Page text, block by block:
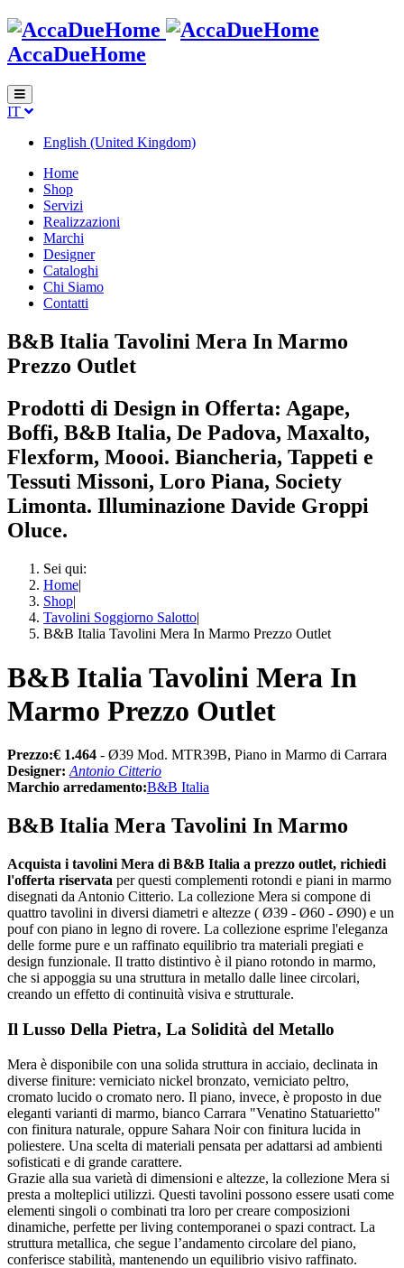
AccaDueHome
IT
English (United Kingdom)
Home
Shop
Servizi
Realizzazioni
Marchi
Designer
Cataloghi
Chi Siamo
Contatti
B&B Italia Tavolini Mera In Marmo
Prezzo Outlet
Prodotti di Design in Offerta: Agape,
Boffi, B&B Italia, De Padova, Maxalto,
Flexform, Moooi. Biancheria, Tappeti e
Tessuti Missoni, Loro Piana, Society
Limonta. Illuminazione Davide Groppi
Oluce.
Sei qui:
Home|
Shop|
Tavolini Soggiorno Salotto|
B&B Italia Tavolini Mera In Marmo Prezzo Outlet
B&B Italia Tavolini Mera In
Marmo Prezzo Outlet
Prezzo:€ 1.464 - Ø39 Mod. MTR39B, Piano in Marmo di Carrara
Designer: Antonio Citterio
Marchio arredamento:B&B Italia
B&B Italia Mera Tavolini In Marmo
Acquista i tavolini Mera di B&B Italia a prezzo outlet, richiedi
l'offerta riservata per questi complementi rotondi e piani in marmo
disegnati da Antonio Citterio. La collezione Mera si compone di
quattro tavolini in diversi diametri e altezze ( Ø39 - Ø60 - Ø90) e un
pouf con piano in legno di rovere. La collezione esprime l'eleganza
delle forme pure e un raffinato equilibrio tra materiali pregiati e
design funzionale. Il tratto distintivo è il piano rotondo in marmo,
che si appoggia su una struttura in metallo dalle linee circolari,
creando un effetto di continuità visiva e strutturale.
Il Lusso Della Pietra, La Solidità del Metallo
Mera è disponibile con una solida struttura in acciaio, declinata in
diverse finiture: verniciato nickel bronzato, verniciato peltro,
cromato lucido o cromato nero. Il piano, invece, è proposto in due
eleganti varianti di marmo, bianco Carrara "Venatino Statuarietto"
con finitura naturale, oppure Sahara Noir con finitura lucida in
poliestere. Una scelta di materiali pensata per adattarsi ad ambienti
sofisticati e di grande carattere.
Grazie alla sua varietà di dimensioni e altezze, la collezione Mera si
presta a molteplici utilizzi. Questi tavolini possono essere usati come
elementi singoli o combinati tra loro per creare composizioni
dinamiche, perfette per living contemporanei o spazi contract. La
struttura metallica, che segue l’andamento circolare del piano,
conferisce stabilità, mantenendo un equilibrio visivo raffinato.